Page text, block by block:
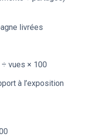
livrées
vues × 100
à l’exposition